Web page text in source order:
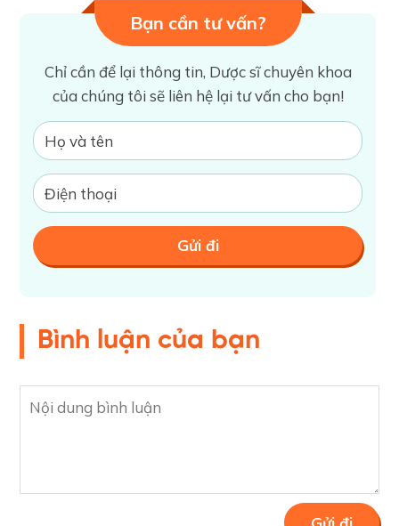
Bạn cần tư vấn?
Chỉ cần để lại thông tin, Dược sĩ chuyên khoa
của chúng tôi sẽ liên hệ lại tư vấn cho bạn!
Bình luận của bạn